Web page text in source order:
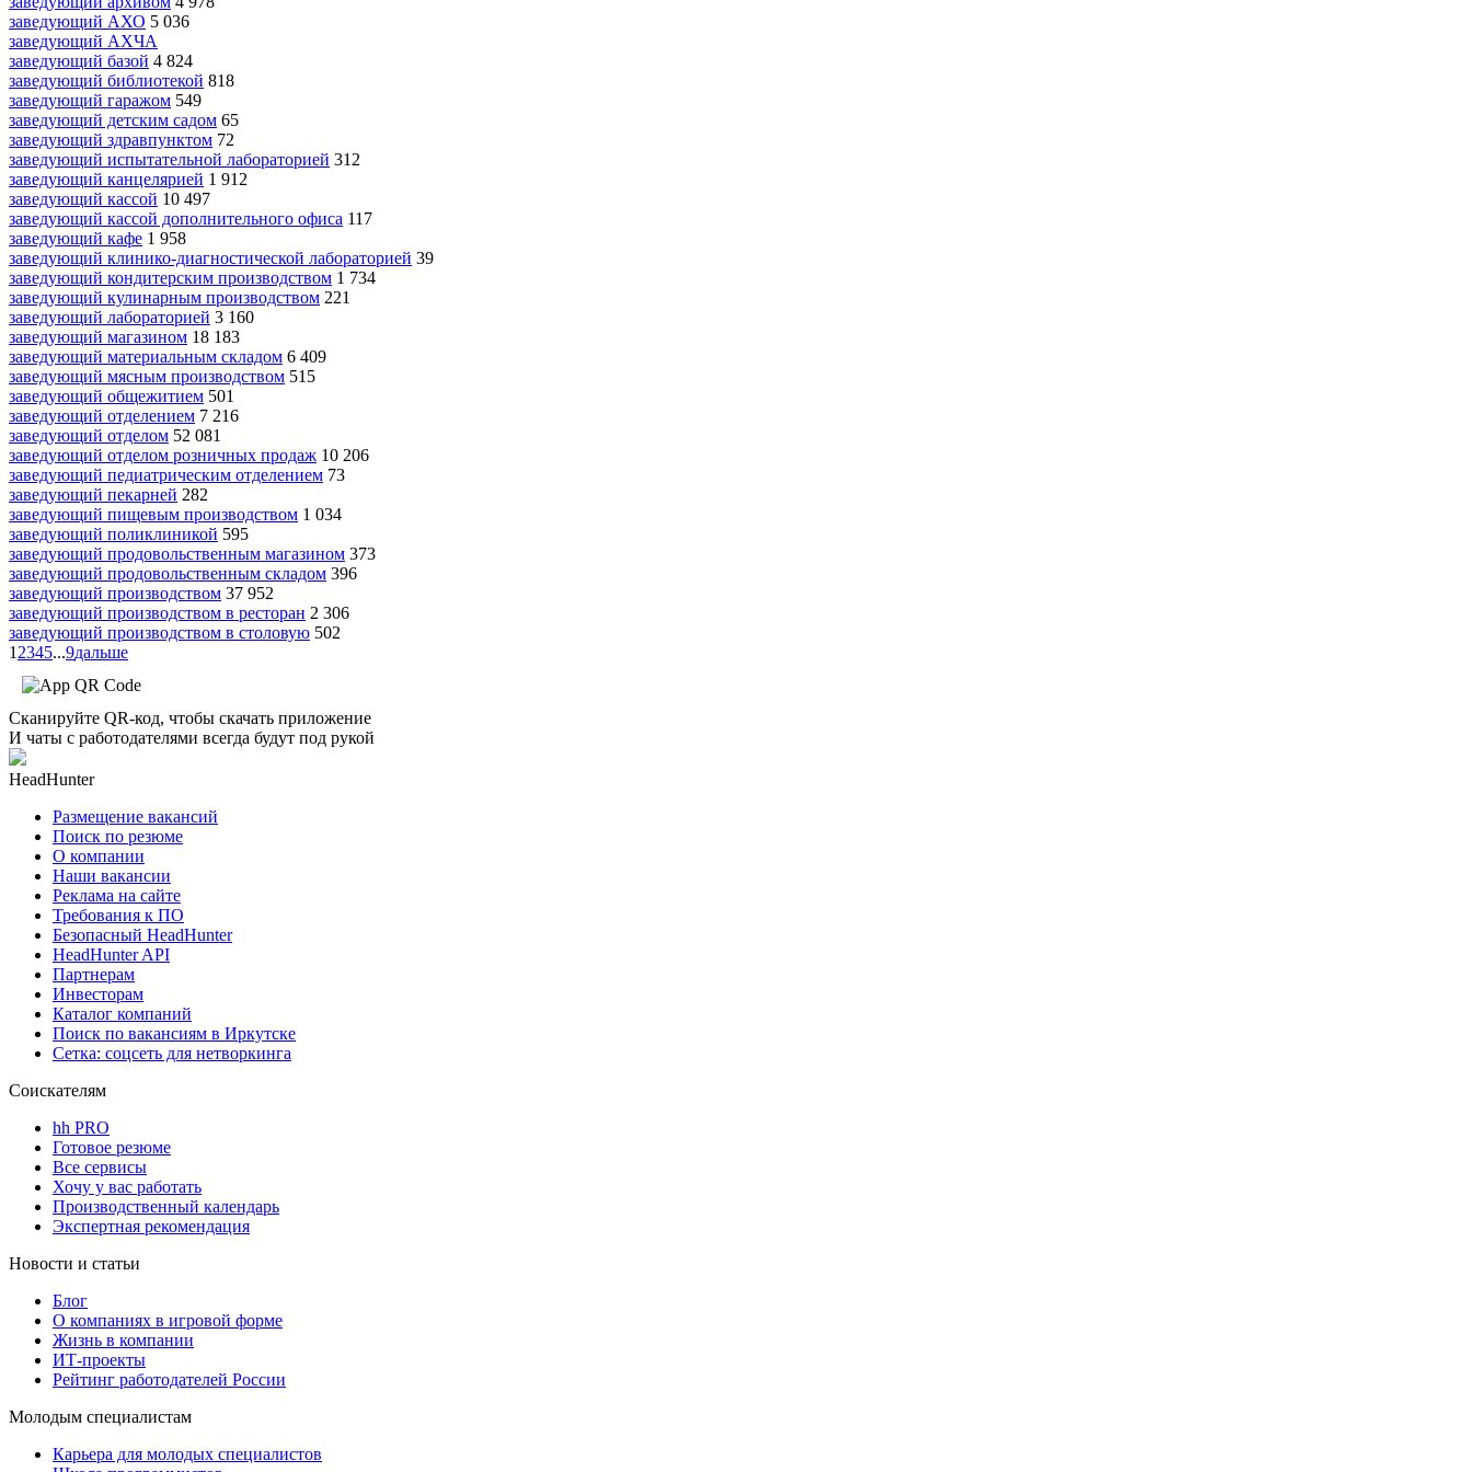
заведующий АХО 5 036
заведующий АХЧА
заведующий базой 4 824
заведующий библиотекой 818
заведующий гаражом 549
заведующий детским садом 65
заведующий здравпунктом 72
заведующий испытательной лабораторией 312
заведующий канцелярией 1 912
заведующий кассой 10 497
заведующий кассой дополнительного офиса 117
заведующий кафе 1 958
заведующий клинико-диагностической лабораторией 39
заведующий кондитерским производством 1 734
заведующий кулинарным производством 221
заведующий лабораторией 3 160
заведующий магазином 18 183
заведующий материальным складом 6 409
заведующий мясным производством 515
заведующий общежитием 501
заведующий отделением 7 216
заведующий отделом 52 081
заведующий отделом розничных продаж 10 206
заведующий педиатрическим отделением 73
заведующий пекарней 282
заведующий пищевым производством 1 034
заведующий поликлиникой 595
заведующий продовольственным магазином 373
заведующий продовольственным складом 396
заведующий производством 37 952
заведующий производством в ресторан 2 306
заведующий производством в столовую 502
1 2345...9дальше
Сканируйте QR-код, чтобы скачать приложение
И чаты с работодателями всегда будут под рукой
HeadHunter
Размещение вакансий
Поиск по резюме
О компании
Наши вакансии
Реклама на сайте
Требования к ПО
Безопасный HeadHunter
HeadHunter API
Партнерам
Инвесторам
Каталог компаний
Поиск по вакансиям в Иркутске
Сетка: соцсеть для нетворкинга
Соискателям
hh PRO
Готовое резюме
Все сервисы
Хочу у вас работать
Производственный календарь
Экспертная рекомендация
Новости и статьи
Блог
О компаниях в игровой форме
Жизнь в компании
ИТ-проекты
Рейтинг работодателей России
Молодым специалистам
Карьера для молодых специалистов